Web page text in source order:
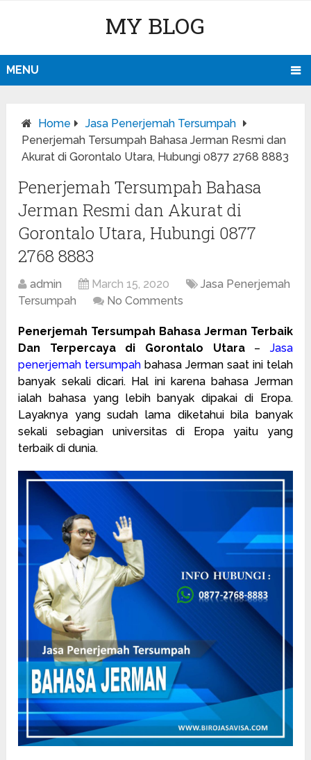
MY BLOG
MENU
Home
Jasa Penerjemah Tersumpah
Penerjemah Tersumpah Bahasa Jerman Resmi dan
Akurat di Gorontalo Utara, Hubungi 0877 2768 8883
Penerjemah Tersumpah Bahasa
Jerman Resmi dan Akurat di
Gorontalo Utara, Hubungi 0877
2768 8883
admin March 15, 2020
Jasa Penerjemah
Tersumpah
No Comments
Penerjemah Tersumpah Bahasa Jerman Terbaik
Dan Terpercaya di Gorontalo Utara – Jasa
penerjemah tersumpah bahasa Jerman saat ini telah
banyak sekali dicari. Hal ini karena bahasa Jerman
ialah bahasa yang lebih banyak dipakai di Eropa.
Layaknya yang sudah lama diketahui bila banyak
sekali sebagian universitas di Eropa yaitu yang
terbaik di dunia.